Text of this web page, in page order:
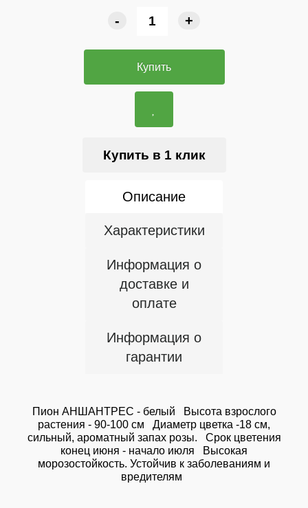
- +
Купить
Купить в 1 клик
Описание
Характеристики
Информация о
доставке и
оплате
Информация о
гарантии
Пион АНШАНТРЕС - белый Высота взрослого
растения - 90-100 см Диаметр цветка -18 см,
сильный, ароматный запах розы. Срок цветения
конец июня - начало июля Высокая
морозостойкость. Устойчив к заболеваниям и
вредителям